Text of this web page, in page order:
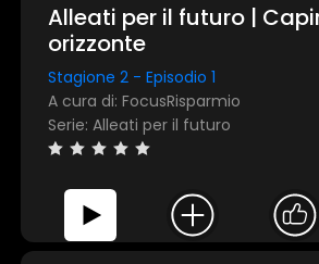
Alleati per il futuro | Capire il proprio
orizzonte
Stagione 2 - Episodio 1
A cura di: FocusRisparmio
Serie: Alleati per il futuro